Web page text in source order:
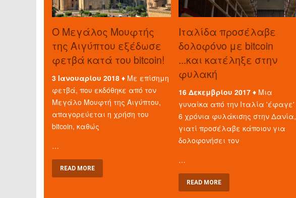
O Μεγάλος Μουφτής
της Αιγύπτου εξέδωσε
φετβά κατά του bitcoin!
3 Ιανουαρίου 2018 ♦ Με επίσημη
φετβά, που εκδόθηκε από τον
Μεγάλο Μουφτή της Αιγύπτου,
απαγορεύεται η χρήση του
bitcoin, καθώς
…
READ MORE
Ιταλίδα προσέλαβε
δολοφόνο με bitcoin
...και κατέληξε στην
φυλακή
16 Δεκεμβρίου 2017 ♦ Μια
γυναίκα από την Ιταλία 'έφαγε'
6 χρόνια φυλάκισης στην Δανία,
γιατί προσέλαβε κάποιον για
δολοφονήσει τον
…
READ MORE